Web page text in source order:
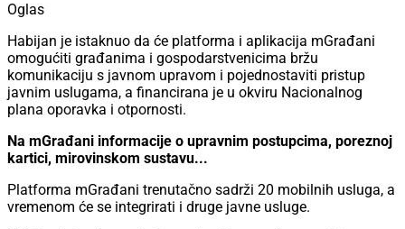
Oglas
Habijan je istaknuo da će platforma i aplikacija mGrađani
omogućiti građanima i gospodarstvenicima bržu
komunikaciju s javnom upravom i pojednostaviti pristup
javnim uslugama, a financirana je u okviru Nacionalnog
plana oporavka i otpornosti.
Na mGrađani informacije o upravnim postupcima, poreznoj
kartici, mirovinskom sustavu...
Platforma mGrađani trenutačno sadrži 20 mobilnih usluga, a
vremenom će se integrirati i druge javne usluge.